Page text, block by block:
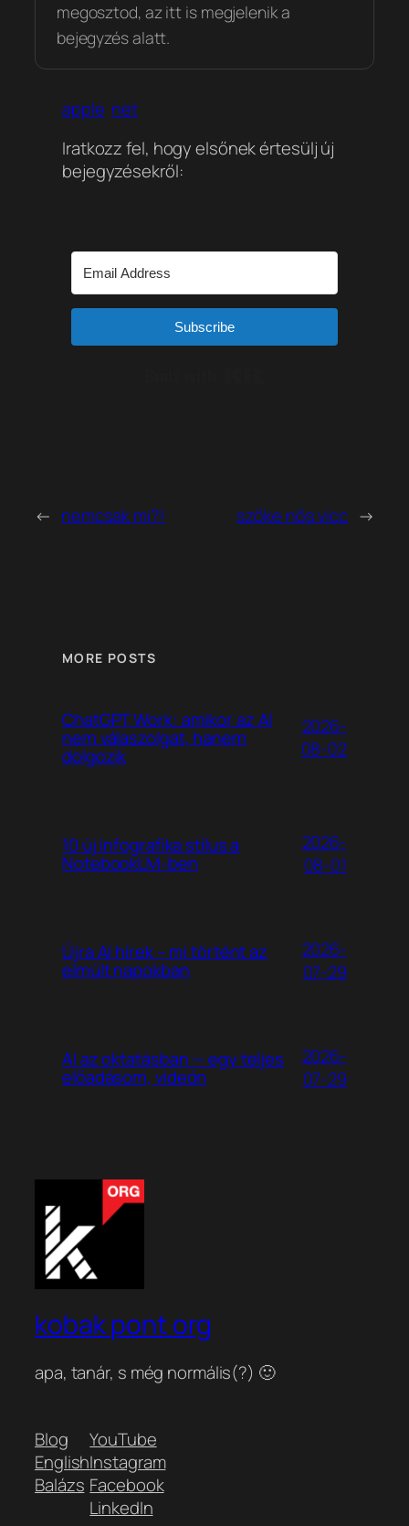
megosztod, az itt is megjelenik a
bejegyzés alatt.
apple net
Iratkozz fel, hogy elsőnek értesülj új
bejegyzésekről:
Subscribe
← nemcsak mi?! szőke nős vicc →
MORE POSTS
ChatGPT Work: amikor az AI
nem válaszolgat, hanem
dolgozik
2026-
08-02
10 új infografika stílus a
NotebookLM-ben
2026-
08-01
Újra AI hírek – mi történt az
elmúlt napokban
2026-
07-29
AI az oktatásban — egy teljes
előadásom, videón
2026-
07-29
kobak pont org
apa, tanár, s még normális(?) 🙂
Blog
English
Balázs
YouTube
Instagram
Facebook
LinkedIn